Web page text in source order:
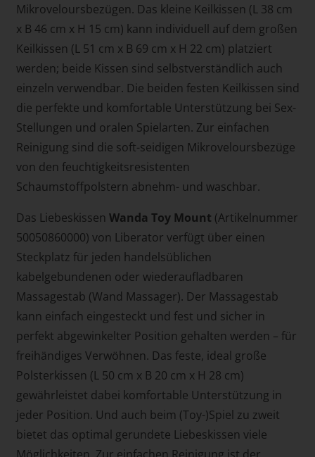
Mikroveloursbezügen. Das kleine Keilkissen (L 38 cm
x B 46 cm x H 15 cm) kann individuell auf dem großen
Keilkissen (L 51 cm x B 69 cm x H 22 cm) platziert
werden; beide Kissen sind selbstverständlich auch
einzeln verwendbar. Die beiden festen Keilkissen sind
die perfekte und komfortable Unterstützung bei Sex-
Stellungen und oralen Spielarten. Zur einfachen
Reinigung sind die soft-seidigen Mikroveloursbezüge
von den feuchtigkeitsresistenten
Schaumstoffpolstern abnehm- und waschbar.
Das Liebeskissen Wanda Toy Mount (Artikelnummer
50050860000) von Liberator verfügt über einen
Steckplatz für jeden handelsüblichen
kabelgebundenen oder wiederaufladbaren
Massagestab (Wand Massager). Der Massagestab
kann einfach eingesteckt und fest und sicher in
perfekt abgewinkelter Position gehalten werden – für
freihändiges Verwöhnen. Das feste, ideal große
Polsterkissen (L 50 cm x B 20 cm x H 28 cm)
gewährleistet dabei komfortable Unterstützung in
jeder Position. Und auch beim (Toy-)Spiel zu zweit
bietet das optimal gerundete Liebeskissen viele